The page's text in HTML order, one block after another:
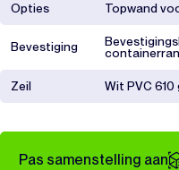
Opties Topwand
Bevestiging
Zeil Wit PVC 610
Pas samenstelling aan